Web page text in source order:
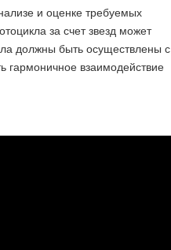
и оценке требуемых
за счет звезд может
должны быть осуществлены с
взаимодействие